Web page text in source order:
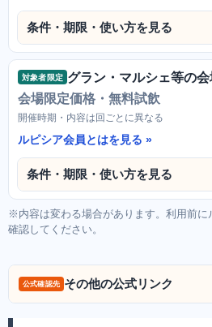
条件・期限・使い方を見る
対象者限定 グラン・マルシェ等の
会場限定価格・無料試飲
開催時期・内容は回ごとに異なる
ルピシア会員とはを見る
条件・期限・使い方を見る
※内容は変わる場合があります。利用前に
確認してください。
公式確認先 その他の公式リンク